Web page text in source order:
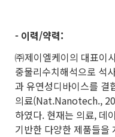
- 이력/약력:
㈜제이엘케이의 대표이
중물리수치해석으로 석
과 유연성디바이스를 결
의료(Nat.Nanotech.,
하였다. 현재는 의료, 데
기반한 다양한 제품들을